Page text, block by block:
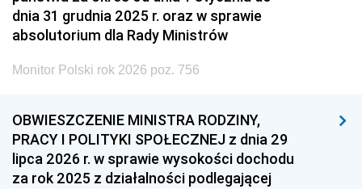
dnia 31 grudnia 2025 r. oraz w sprawie
absolutorium dla Rady Ministrów
Monitor Polski rok 2026 poz. 756
OBWIESZCZENIE MINISTRA RODZINY,
PRACY I POLITYKI SPOŁECZNEJ z dnia 29
lipca 2026 r. w sprawie wysokości dochodu
za rok 2025 z działalności podlegającej